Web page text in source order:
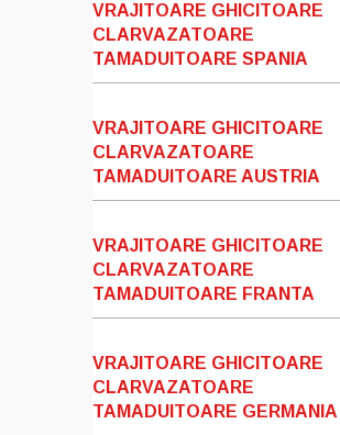
VRAJITOARE GHICITOARE
CLARVAZATOARE
TAMADUITOARE SPANIA
VRAJITOARE GHICITOARE
CLARVAZATOARE
TAMADUITOARE AUSTRIA
VRAJITOARE GHICITOARE
CLARVAZATOARE
TAMADUITOARE FRANTA
VRAJITOARE GHICITOARE
CLARVAZATOARE
TAMADUITOARE GERMANIA